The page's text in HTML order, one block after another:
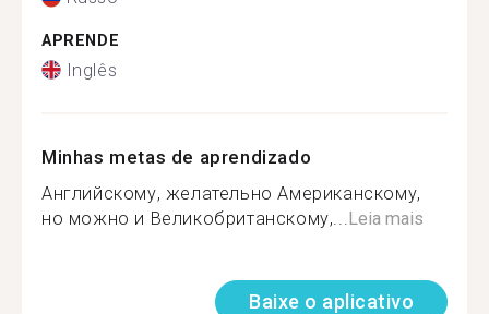
APRENDE
Inglês
Minhas metas de aprendizado
Английскому, желательно Американскому,
но можно и Великобританскому,... Leia mais
Baixe o aplicativo